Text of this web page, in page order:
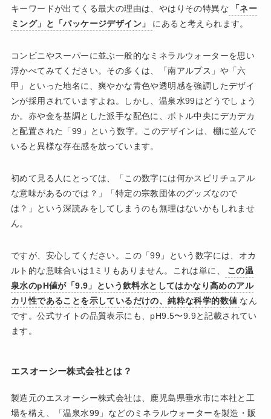
キーワードが出てくる最大の理由は、やはりその特異な
「ネー
ミング」と「パッケージデザイン」
にあると考えられます。
コンビニやスーパーに並ぶ一般的なミネラルウォーターを思い
浮かべてみてください。その多くは、「南アルプス」や「六
甲」といった地名に、爽やかな青色や透明感を強調したデザイ
ンが採用されていますよね。しかし、温泉水99はどうでしょう
か。赤や金を基調とした派手な配色に、ボトル中央にデカデカ
と配置された「99」という数字。このデザインは、棚に並んで
いると異様な存在感を放っています。
初めて見る人にとっては、「この数字には何かスピリチュアル
な意味があるのでは？」「特定の宗教団体のグッズなので
は？」という深読みをしてしまうのも無理はないかもしれませ
ん。
ですが、安心してください。この「99」という数字には、オカ
ルト的な意味合いは1ミリもありません。これは単に、
この温
泉水のpH値が「9.9」という飲料水としてはかなり高めのアル
カリ性であることを示しているだけの、純粋な科学的数値 なん
です。公式サイトの品質表示にも、pH9.5〜9.9と記載されてい
ます。
エスオーシー株式会社とは？
製造元のエスオーシー株式会社は、鹿児島県垂水市に本社と工
場を構え、「温泉水99」などのミネラルウォーターを製造・販